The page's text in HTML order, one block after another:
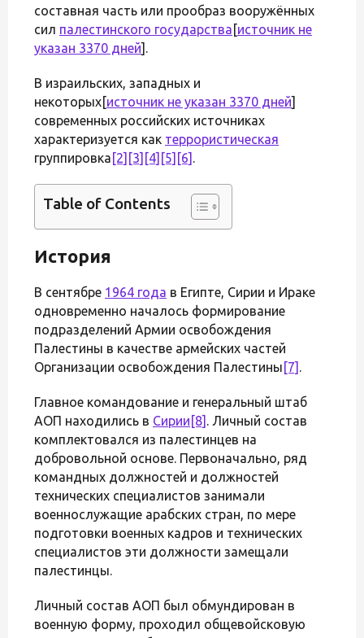
составная часть или прообраз вооружённых
сил палестинского государства [источник не
указан 3370 дней].
В израильских, западных и
некоторых[источник не указан 3370 дней]
современных российских источниках
характеризуется как террористическая
группировка [2] [3] [4] [5] [6] .
Table of Contents
История
В сентябре 1964 года в Египте, Сирии и Ираке
одновременно началось формирование
подразделений Армии освобождения
Палестины в качестве армейских частей
Организации освобождения Палестины [7] .
Главное командование и генеральный штаб
АОП находились в Сирии [8] . Личный состав
комплектовался из палестинцев на
добровольной основе. Первоначально, ряд
командных должностей и должностей
технических специалистов занимали
военнослужащие арабских стран, по мере
подготовки военных кадров и технических
специалистов эти должности замещали
палестинцы.
Личный состав АОП был обмундирован в
военную форму, проходил общевойсковую